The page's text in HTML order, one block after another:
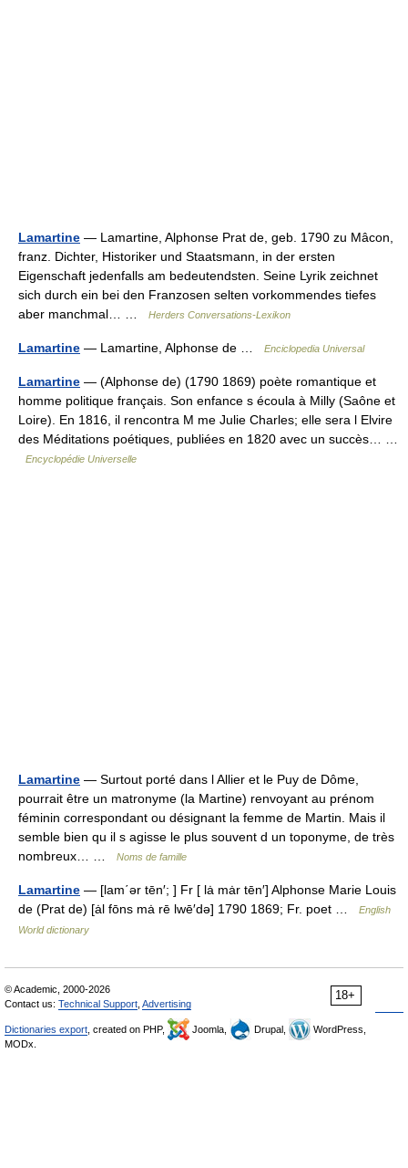
Lamartine — Lamartine, Alphonse Prat de, geb. 1790 zu Mâcon,
franz. Dichter, Historiker und Staatsmann, in der ersten
Eigenschaft jedenfalls am bedeutendsten. Seine Lyrik zeichnet
sich durch ein bei den Franzosen selten vorkommendes tiefes
aber manchmal… …
Herders Conversations-Lexikon
Lamartine — Lamartine, Alphonse de … Enciclopedia Universal
Lamartine — (Alphonse de) (1790 1869) poète romantique et
homme politique français. Son enfance s écoula à Milly (Saône et
Loire). En 1816, il rencontra M me Julie Charles; elle sera l Elvire
des Méditations poétiques, publiées en 1820 avec un succès… …
Encyclopédie Universelle
Lamartine — Surtout porté dans l Allier et le Puy de Dôme,
pourrait être un matronyme (la Martine) renvoyant au prénom
féminin correspondant ou désignant la femme de Martin. Mais il
semble bien qu il s agisse le plus souvent d un toponyme, de très
nombreux… …
Noms de famille
Lamartine — [lam΄ər tēn′; ] Fr [ lȧ mȧr tēn′] Alphonse Marie Louis
de (Prat de) [ȧl fōns mȧ rē lwē′də] 1790 1869; Fr. poet …
English
World dictionary
18+
© Academic, 2000-2026
Contact us: Technical Support Advertising
Dictionaries export , created on PHP, Joomla, Drupal,
WordPress,
MODx.